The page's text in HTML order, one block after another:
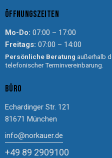
ÖFFNUNGSZEITEN
Mo-Do: 07:00 – 17:00
Freitags: 07:00 – 14:00
Persönliche Beratung außerhalb
telefonischer Terminvereinbarung.
BÜRO
Echardinger Str. 121
81671 München
info@norkauer.de
+49 89 2909100